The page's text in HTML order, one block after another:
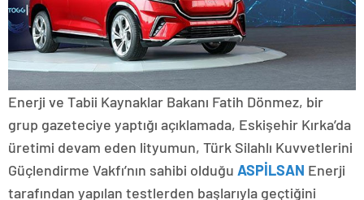
Enerji ve Tabii Kaynaklar Bakanı Fatih Dönmez, bir
grup gazeteciye yaptığı açıklamada, Eskişehir Kırka’da
üretimi devam eden lityumun, Türk Silahlı Kuvvetlerini
Güçlendirme Vakfı’nın sahibi olduğu ASPİLSAN Enerji
tarafından yapılan testlerden başlarıyla geçtiğini